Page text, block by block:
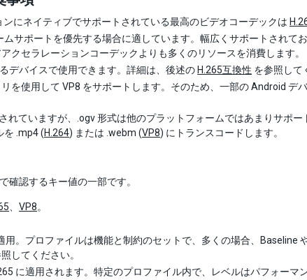
にネイティブでサポートされている最高のビデオコーデックは
ムサポートを優先する場合に適しています。幅広くサポートされて
クセラレーションコーデックよりも多くのリソースを消費します。
デバイスで使用できます。詳細は、後述の H.265互換性 を参照して
を使用して VP8 をサポートします。そのため、一部の Android デ
れていますが、.ogv 形式は他のプラットフォームではあまりサポ
を .mp4 (H.264) または .webm (VP8) にトランスコードします。
確認するキー値の一部です。
VP8。
用。プロファイルは機能と制約のセットで、多くの場合、Baseline
してください。
に適用されます。特定のプロファイル内で、レベルはパフォーマ